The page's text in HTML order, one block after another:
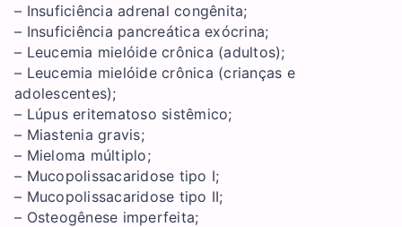
– Insuficiência adrenal congênita;
– Insuficiência pancreática exócrina;
– Leucemia mielóide crônica (adultos);
– Leucemia mielóide crônica (crianças e
adolescentes);
– Lúpus eritematoso sistêmico;
– Miastenia gravis;
– Mieloma múltiplo;
– Mucopolissacaridose tipo I;
– Mucopolissacaridose tipo II;
– Osteogênese imperfeita;